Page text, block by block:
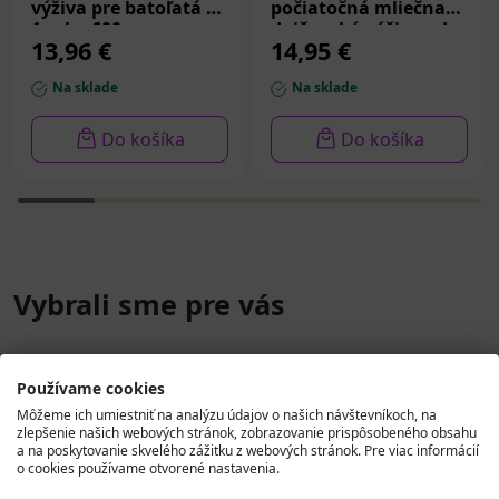
výživa pre batoľatá od
1 roka 600 g
13,96 €
Na sklade
Do košíka
počiatočná mliečna
dojčenská výživa od
narodenia 600 g
14,95 €
Na sklade
Do košíka
Vybrali sme pre vás
Používame cookies
Môžeme ich umiestniť na analýzu údajov o našich návštevníkoch, na
zlepšenie našich webových stránok, zobrazovanie prispôsobeného obsahu
a na poskytovanie skvelého zážitku z webových stránok. Pre viac informácií
o cookies používame otvorené nastavenia.